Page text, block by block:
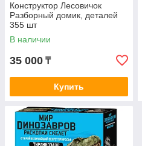
Конструктор Лесовичок
Разборный домик, деталей
355 шт
В наличии
35 000 ₸
Купить